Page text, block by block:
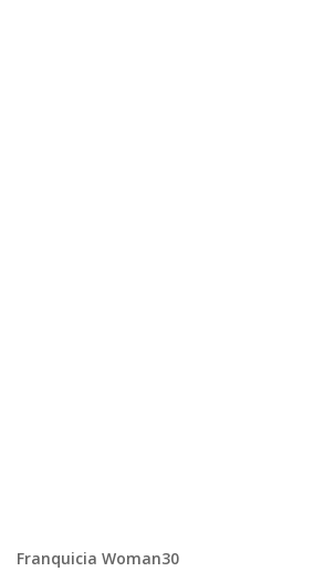
Franquicia Woman30